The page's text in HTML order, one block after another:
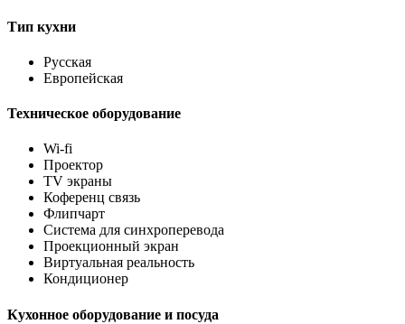
Тип кухни
Русская
Европейская
Техническое оборудование
Wi-fi
Проектор
TV экраны
Коференц связь
Флипчарт
Система для синхроперевода
Проекционный экран
Виртуальная реальность
Кондиционер
Кухонное оборудование и посуда